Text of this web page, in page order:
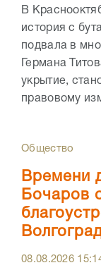
В
история с
подвала в
Германа
укрытие,
правовому
Общество
Времени
Бочаров
08.08.2026